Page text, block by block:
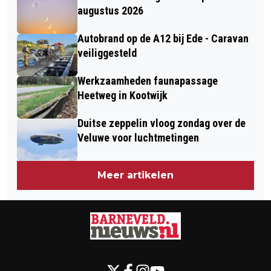
SAMENWERKING AAN DUURZAMERE
LANDBOUW EN VEEHOUDERIJ
DE VALK
augustus 2026
Autobrand op de A12 bij Ede - Caravan
veiliggesteld
Werkzaamheden faunapassage
Heetweg in Kootwijk
Duitse zeppelin vloog zondag over de
Veluwe voor luchtmetingen
Meer artikelen